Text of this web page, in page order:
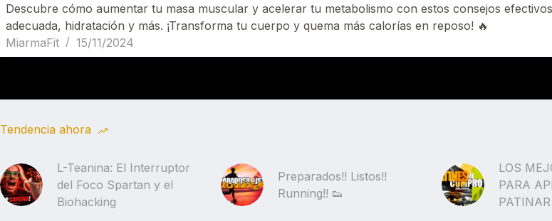
Descubre cómo aumentar tu masa muscular y acelerar tu metabolismo con estos consejos
adecuada, hidratación y más. ¡Transforma tu cuerpo y quema más calorías en reposo! 🔥
MiarmaFit
15/11/2024
Tendencia ahora
L-Teanina: El Interruptor
del Foco Spartan y el
Biohacking
Preparados!! Listos!!
Running!! 👟
LOS
PARA